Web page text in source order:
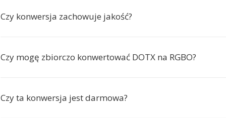
Czy konwersja zachowuje jakość?
Czy mogę zbiorczo konwertować DOTX na RGBO?
Czy ta konwersja jest darmowa?